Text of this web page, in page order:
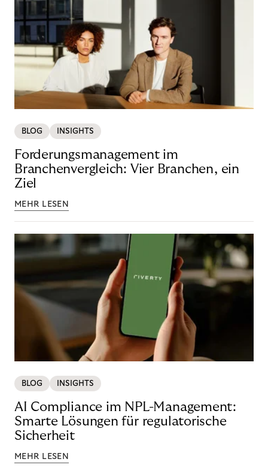
BLOG INSIGHTS
Forderungsmanagement im
Branchenvergleich: Vier Branchen, ein
Ziel
MEHR LESEN
BLOG INSIGHTS
AI Compliance im NPL-Management:
Smarte Lösungen für regulatorische
Sicherheit
MEHR LESEN